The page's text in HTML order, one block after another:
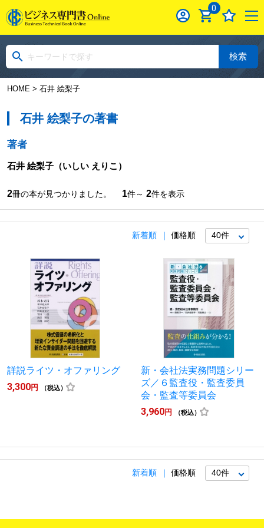
0
検索
HOME> 石井 絵梨子
石井 絵梨子の著書
著者
石井 絵梨子（いしい えりこ）
2冊の本が見つかりました。 1件～ 2件を表示
新着順 価格順
詳説ライツ・オファリング
3,300円 （税込）
新・会社法実務問題シリー
ズ／６監査役・監査委員
会・監査等委員会
3,960円 （税込）
新着順 価格順